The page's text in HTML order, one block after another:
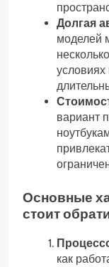
Долгая
моделей
вариант
Основные
стоит
как